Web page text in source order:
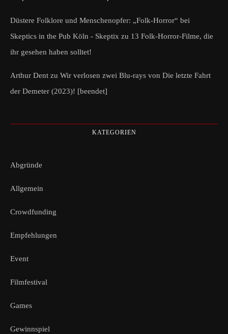
Düstere Folklore und Menschenopfer: „Folk-Horror“ bei
Skeptics in the Pub Köln - Skeptix zu 13 Folk-Horror-Filme, die
ihr gesehen haben solltet!
Arthur Dent zu Wir verlosen zwei Blu-rays von Die letzte Fahrt
der Demeter (2023)! [beendet]
KATEGORIEN
Abgründe
Allgemein
Crowdfunding
Empfehlungen
Event
Filmfestival
Games
Gewinnspiel